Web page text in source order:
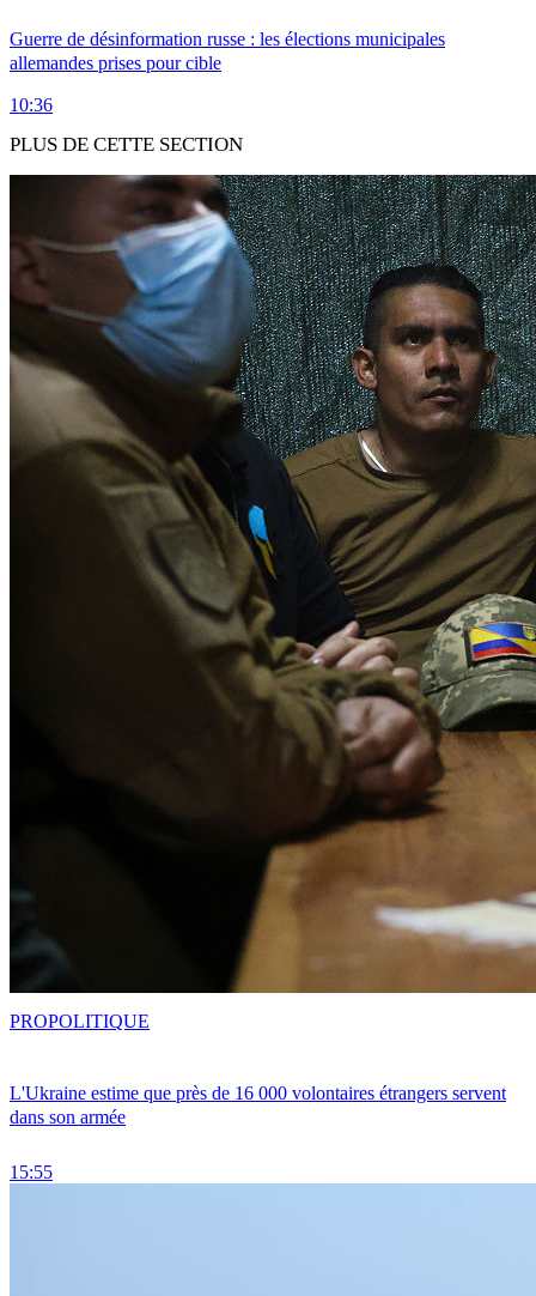
Guerre de désinformation russe : les élections municipales
allemandes prises pour cible
10:36
PLUS DE CETTE SECTION
L'Ukraine estime que près de 16 000 volontaires étrangers servent
dans son armée
15:55
PROPOLITIQUE